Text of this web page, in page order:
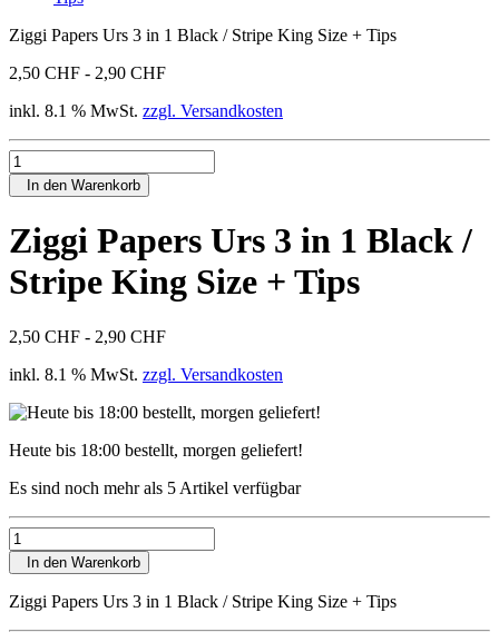
Ziggi Papers Urs 3 in 1 Black / Stripe King Size + Tips
2,50 CHF - 2,90 CHF
inkl. 8.1 % MwSt. zzgl. Versandkosten
In den Warenkorb
Ziggi Papers Urs 3 in 1 Black /
Stripe King Size + Tips
2,50 CHF - 2,90 CHF
inkl. 8.1 % MwSt. zzgl. Versandkosten
Heute bis 18:00 bestellt, morgen geliefert!
Es sind noch mehr als 5 Artikel verfügbar
In den Warenkorb
Ziggi Papers Urs 3 in 1 Black / Stripe King Size + Tips